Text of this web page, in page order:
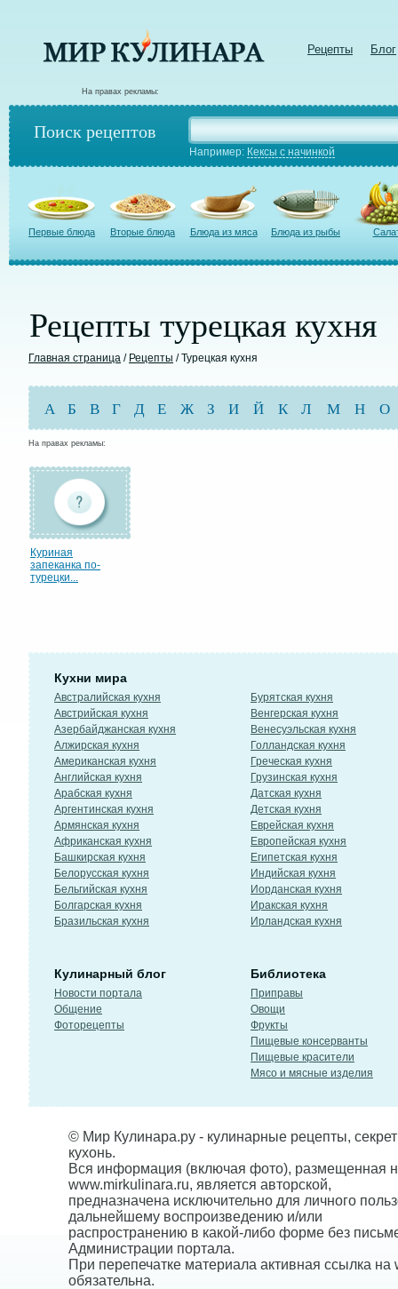
Рецепты Блог
На правах рекламы:
Поиск рецептов
Например: Кексы с начинкой
Первые блюда Вторые блюда Блюда из мяса Блюда из рыбы
Рецепты турецкая кухня
Главная страница / Рецепты / Турецкая кухня
А Б В Г Д Е Ж З И Й К Л М Н О
На правах рекламы:
Куриная
запеканка по-
турецки...
Кухни мира
Австралийская кухня
Австрийская кухня
Азербайджанская кухня
Алжирская кухня
Американская кухня
Английская кухня
Арабская кухня
Аргентинская кухня
Армянская кухня
Африканская кухня
Башкирская кухня
Белорусская кухня
Бельгийская кухня
Болгарская кухня
Бразильская кухня
Бурятская кухня
Венгерская кухня
Венесуэльская кухня
Голландская кухня
Греческая кухня
Грузинская кухня
Датская кухня
Детская кухня
Еврейская кухня
Европейская кухня
Египетская кухня
Индийская кухня
Иорданская кухня
Иракская кухня
Ирландская кухня
Кулинарный блог
Новости портала
Общение
Фоторецепты
Библиотека
Приправы
Овощи
Фрукты
Пищевые консерванты
Пищевые красители
Мясо и мясные изделия
© Мир Кулинара.ру - кулинарные рецепты,
кухонь.
Вся информация (включая фото), размещенная
www.mirkulinara.ru, является авторской,
предназначена исключительно для личного
дальнейшему воспроизведению и/или
распространению в какой-либо форме без
Администрации портала.
При перепечатке материала активная ссылка на
обязательна.